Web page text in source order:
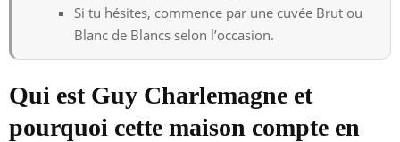
Si tu hésites, commence par une cuvée Brut ou
Blanc de Blancs selon l’occasion.
Qui est Guy Charlemagne et
pourquoi cette maison compte en